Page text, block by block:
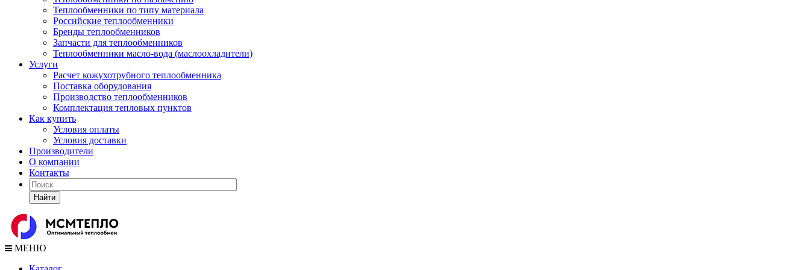
Теплообменники по типу материала
Российские теплообменники
Бренды теплообменников
Запчасти для теплообменников
Теплообменники масло-вода (маслоохладители)
Услуги
Расчет кожухотрубного теплообменника
Поставка оборудования
Производство теплообменников
Комплектация тепловых пунктов
Как купить
Условия оплаты
Условия доставки
Производители
О компании
Контакты
Найти
МЕНЮ